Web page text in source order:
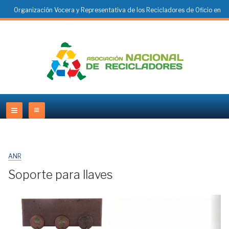
Organización Vocera y Representativa de los Recicladores de Oficio en
ANR
Soporte para llaves